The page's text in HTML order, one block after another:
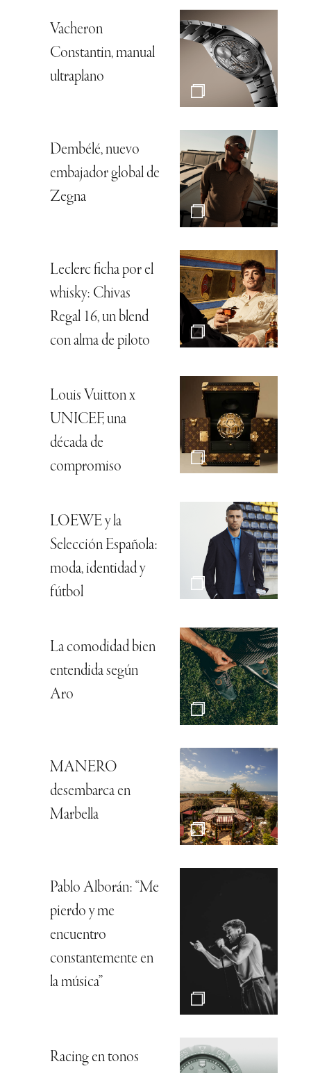
Vacheron
Constantin, manual
ultraplano
Dembélé, nuevo
embajador global de
Zegna
Leclerc ficha por el
whisky: Chivas
Regal 16, un blend
con alma de piloto
Louis Vuitton x
UNICEF, una
década de
compromiso
LOEWE y la
Selección Española:
moda, identidad y
fútbol
La comodidad bien
entendida según
Aro
MANERO
desembarca en
Marbella
Pablo Alborán: “Me
pierdo y me
encuentro
constantemente en
la música”
Racing en tonos